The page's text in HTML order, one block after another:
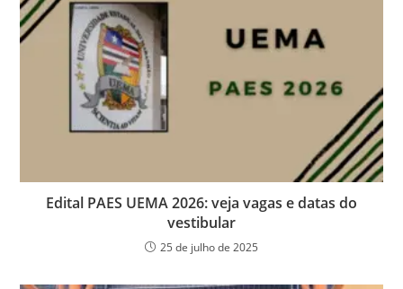
Edital PAES UEMA 2026: veja vagas e datas do
vestibular
25 de julho de 2025